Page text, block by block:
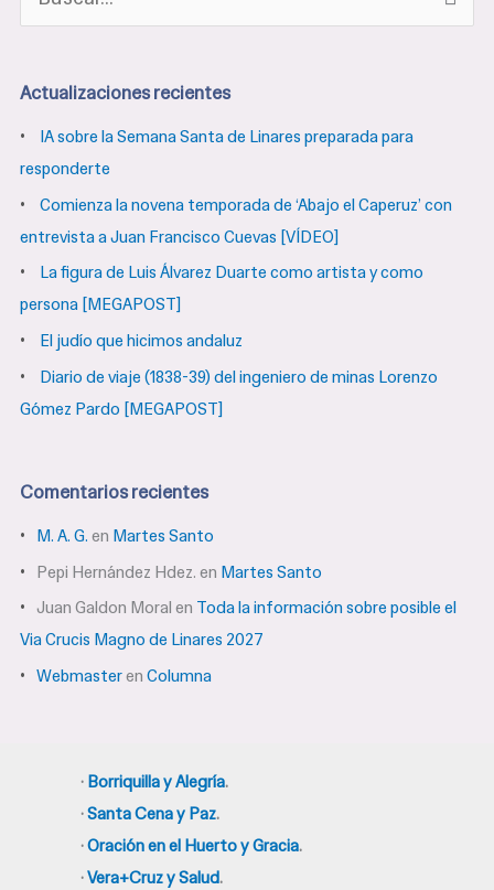
u
c
a
o
r
:
Actualizaciones recientes
IA sobre la Semana Santa de Linares preparada para
responderte
Comienza la novena temporada de ‘Abajo el Caperuz’ con
entrevista a Juan Francisco Cuevas [VÍDEO]
La figura de Luis Álvarez Duarte como artista y como
persona [MEGAPOST]
El judío que hicimos andaluz
Diario de viaje (1838-39) del ingeniero de minas Lorenzo
Gómez Pardo [MEGAPOST]
Comentarios recientes
M. A. G. en Martes Santo
Pepi Hernández Hdez. en Martes Santo
Juan Galdon Moral en Toda la información sobre posible el
Via Crucis Magno de Linares 2027
WebmasterenColumna
· Borriquilla y Alegría.
·Santa Cena y Paz.
·Oración en el Huerto y Gracia.
·Vera+Cruz y Salud.